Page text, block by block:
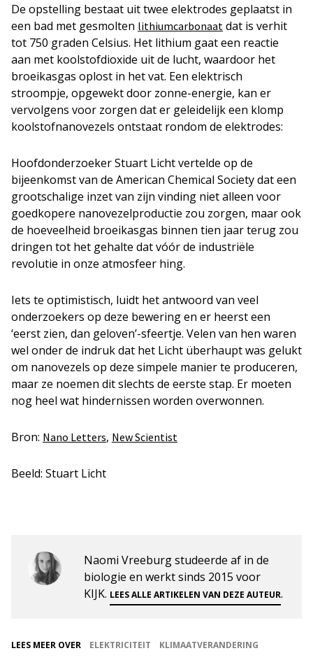
De opstelling bestaat uit twee elektrodes geplaatst in
een bad met gesmolten lithiumcarbonaat dat is verhit
tot 750 graden Celsius. Het lithium gaat een reactie
aan met koolstofdioxide uit de lucht, waardoor het
broeikasgas oplost in het vat. Een elektrisch
stroompje, opgewekt door zonne-energie, kan er
vervolgens voor zorgen dat er geleidelijk een klomp
koolstofnanovezels ontstaat rondom de elektrodes:
Hoofdonderzoeker Stuart Licht vertelde op de
bijeenkomst van de American Chemical Society dat een
grootschalige inzet van zijn vinding niet alleen voor
goedkopere nanovezelproductie zou zorgen, maar ook
de hoeveelheid broeikasgas binnen tien jaar terug zou
dringen tot het gehalte dat vóór de industriële
revolutie in onze atmosfeer hing.
Iets te optimistisch, luidt het antwoord van veel
onderzoekers op deze bewering en er heerst een
‘eerst zien, dan geloven’-sfeertje. Velen van hen waren
wel onder de indruk dat het Licht überhaupt was gelukt
om nanovezels op deze simpele manier te produceren,
maar ze noemen dit slechts de eerste stap. Er moeten
nog heel wat hindernissen worden overwonnen.
Bron: Nano Letters, New Scientist
Beeld: Stuart Licht
Naomi Vreeburg studeerde af in de
biologie en werkt sinds 2015 voor
KIJK. LEES ALLE ARTIKELEN VAN DEZE AUTEUR.
LEES MEER OVER ELEKTRICITEIT
KLIMAATVERANDERING